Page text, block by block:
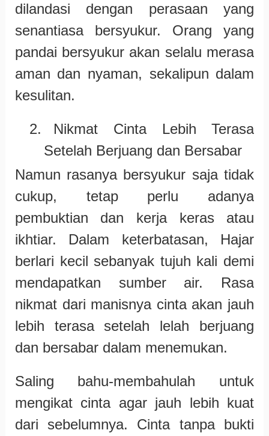
dilandasi dengan perasaan yang
senantiasa bersyukur. Orang yang
pandai bersyukur akan selalu merasa
aman dan nyaman, sekalipun dalam
kesulitan.
2.
Nikmat Cinta Lebih Terasa
Setelah Berjuang dan Bersabar
Namun rasanya bersyukur saja tidak
cukup, tetap perlu adanya
pembuktian dan kerja keras atau
ikhtiar. Dalam keterbatasan, Hajar
berlari kecil sebanyak tujuh kali demi
mendapatkan sumber air. Rasa
nikmat dari manisnya cinta akan jauh
lebih terasa setelah lelah berjuang
dan bersabar dalam menemukan.
Saling bahu-membahulah untuk
mengikat cinta agar jauh lebih kuat
dari sebelumnya. Cinta tanpa bukti